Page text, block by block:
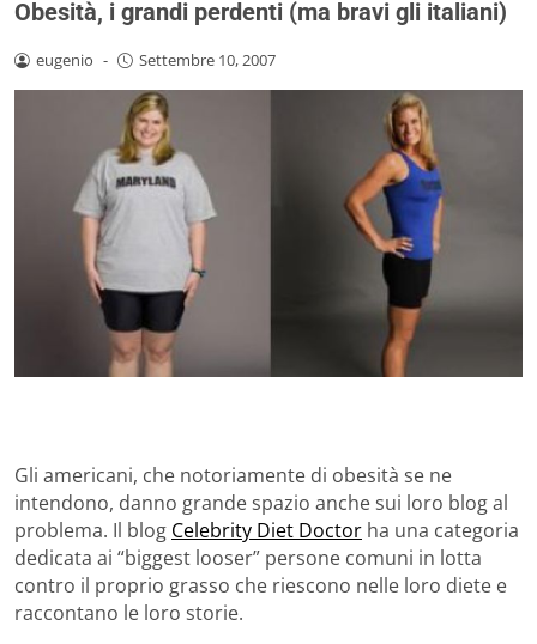
Obesità, i grandi perdenti (ma bravi gli italiani)
eugenio - Settembre 10, 2007
Gli americani, che notoriamente di obesità se ne
intendono, danno grande spazio anche sui loro blog al
problema. Il blog Celebrity Diet Doctor ha una categoria
dedicata ai “biggest looser” persone comuni in lotta
contro il proprio grasso che riescono nelle loro diete e
raccontano le loro storie.